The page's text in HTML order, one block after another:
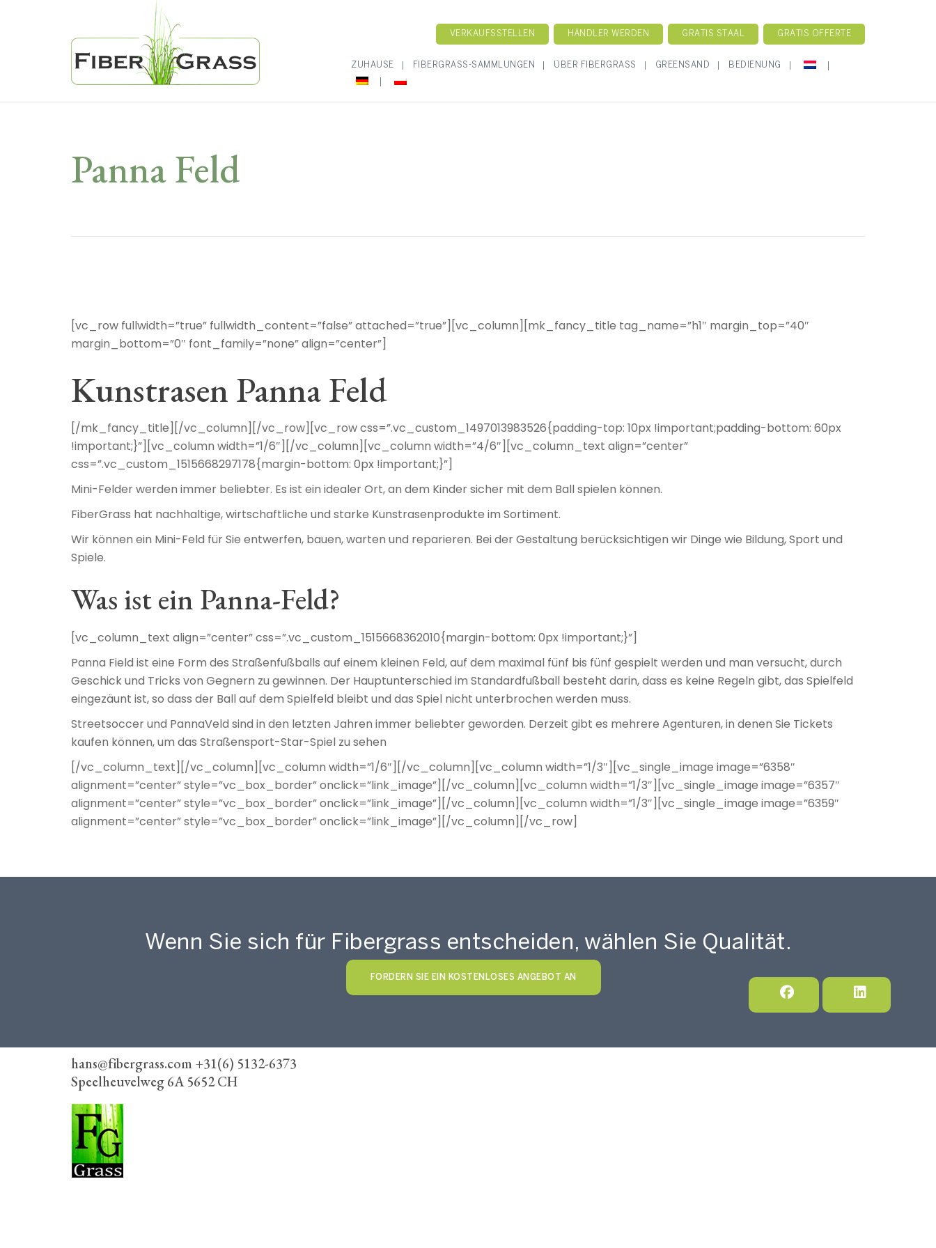
VERKAUFSSTELLEN HÄNDLER WERDEN GRATIS STAAL GRATIS OFFERTE
ZUHAUSE FIBERGRASS-SAMMLUNGEN ÜBER FIBERGRASS GREENSAND BEDIENUNG
Panna Feld
[vc_row fullwidth=”true” fullwidth_content=”false” attached=”true”][vc_column][mk_fancy_title tag_name=”h1″ margin_top=”40″
margin_bottom=”0″ font_family=”none” align=”center”]
Kunstrasen Panna Feld
[/mk_fancy_title][/vc_column][/vc_row][vc_row css=”.vc_custom_1497013983526{padding-top: 10px !important;padding-bottom: 60px
!important;}”][vc_column width=”1/6″][/vc_column][vc_column width=”4/6″][vc_column_text align=”center”
css=”.vc_custom_1515668297178{margin-bottom: 0px !important;}”]
Mini-Felder werden immer beliebter. Es ist ein idealer Ort, an dem Kinder sicher mit dem Ball spielen können.
FiberGrass hat nachhaltige, wirtschaftliche und starke Kunstrasenprodukte im Sortiment.
Wir können ein Mini-Feld für Sie entwerfen, bauen, warten und reparieren. Bei der Gestaltung berücksichtigen wir Dinge wie Bildung, Sport und
Spiele.
Was ist ein Panna-Feld?
[vc_column_text align=”center” css=”.vc_custom_1515668362010{margin-bottom: 0px !important;}”]
Panna Field ist eine Form des Straßenfußballs auf einem kleinen Feld, auf dem maximal fünf bis fünf gespielt werden und man versucht, durch
Geschick und Tricks von Gegnern zu gewinnen. Der Hauptunterschied im Standardfußball besteht darin, dass es keine Regeln gibt, das Spielfeld
eingezäunt ist, so dass der Ball auf dem Spielfeld bleibt und das Spiel nicht unterbrochen werden muss.
Streetsoccer und PannaVeld sind in den letzten Jahren immer beliebter geworden. Derzeit gibt es mehrere Agenturen, in denen Sie Tickets
kaufen können, um das Straßensport-Star-Spiel zu sehen
[/vc_column_text][/vc_column][vc_column width=”1/6″][/vc_column][vc_column width=”1/3″][vc_single_image image=”6358″
alignment=”center” style=”vc_box_border” onclick=”link_image”][/vc_column][vc_column width=”1/3″][vc_single_image image=”6357″
alignment=”center” style=”vc_box_border” onclick=”link_image”][/vc_column][vc_column width=”1/3″][vc_single_image image=”6359″
alignment=”center” style=”vc_box_border” onclick=”link_image”][/vc_column][/vc_row]
Wenn Sie sich für Fibergrass entscheiden, wählen Sie Qualität.
FORDERN SIE EIN KOSTENLOSES ANGEBOT AN
hans@fibergrass.com +31(6) 5132-6373
Speelheuvelweg 6A 5652 CH